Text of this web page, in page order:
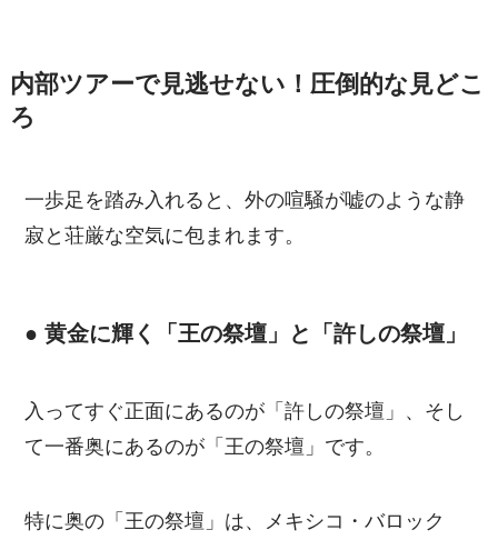
内部ツアーで見逃せない！圧倒的な見どこ
ろ
一歩足を踏み入れると、外の喧騒が嘘のような静
寂と荘厳な空気に包まれます。
● 黄金に輝く「王の祭壇」と「許しの祭壇」
入ってすぐ正面にあるのが「許しの祭壇」、そし
て一番奥にあるのが「王の祭壇」です。
特に奥の「王の祭壇」は、メキシコ・バロック